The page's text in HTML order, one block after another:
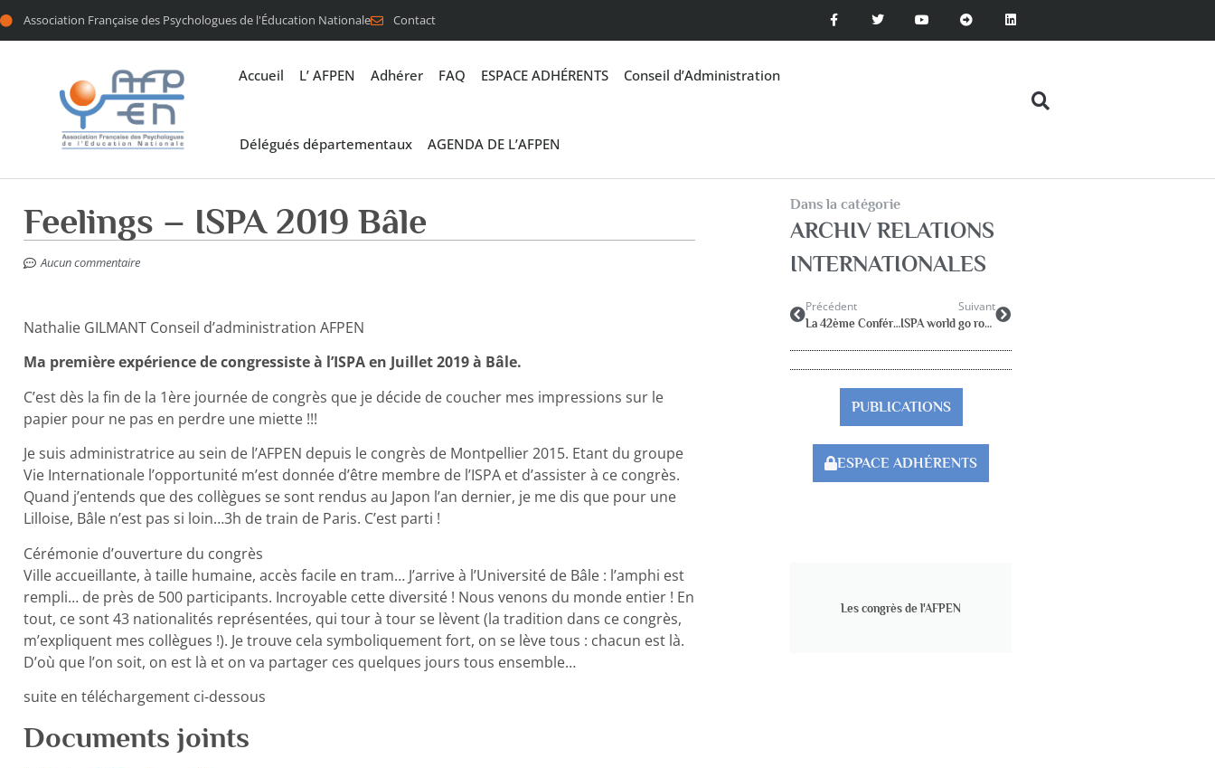
Association Française des Psychologues de l'Éducation Nationale Contact
Accueil L’ AFPEN Adhérer FAQ ESPACE ADHÉRENTS Conseil d’Administration
Délégués départementaux AGENDA DE L’AFPEN
Feelings – ISPA 2019 Bâle
Aucun commentaire
Nathalie GILMANT Conseil d’administration AFPEN
Ma première expérience de congressiste à l’ISPA en Juillet 2019 à Bâle.
C’est dès la fin de la 1ère journée de congrès que je décide de coucher mes impressions sur le
papier pour ne pas en perdre une miette !!!
Je suis administratrice au sein de l’AFPEN depuis le congrès de Montpellier 2015. Etant du groupe
Vie Internationale l’opportunité m’est donnée d’être membre de l’ISPA et d’assister à ce congrès.
Quand j’entends que des collègues se sont rendus au Japon l’an dernier, je me dis que pour une
Lilloise, Bâle n’est pas si loin…3h de train de Paris. C’est parti !
Cérémonie d’ouverture du congrès
Ville accueillante, à taille humaine, accès facile en tram… J’arrive à l’Université de Bâle : l’amphi est
rempli… de près de 500 participants. Incroyable cette diversité ! Nous venons du monde entier ! En
tout, ce sont 43 nationalités représentées, qui tour à tour se lèvent (la tradition dans ce congrès,
m’expliquent mes collègues !). Je trouve cela symboliquement fort, on se lève tous : chacun est là.
D’où que l’on soit, on est là et on va partager ces quelques jours tous ensemble…
suite en téléchargement ci-dessous
Documents joints
Dans la catégorie
ARCHIV RELATIONS
INTERNATIONALES
Précédent
La 42ème Conférence ISPA se tiendra du 14 au 17 juillet 2020 à Nicosie, CYPRUS
Suivant
ISPA world go round 2019 june- september
PUBLICATIONS
ESPACE ADHÉRENTS
Les congrès de l'AFPEN